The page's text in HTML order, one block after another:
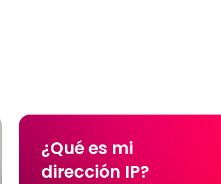
¿Qué es mi
dirección IP?